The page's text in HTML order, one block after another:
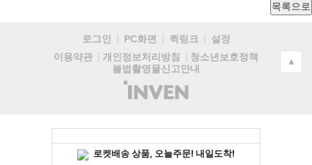
목록으로
로그인 PC화면 퀵링크
설정
이용약관
개인정보처리방침
청소년보호정책
불법촬영물신고안내
(주)
인
▲